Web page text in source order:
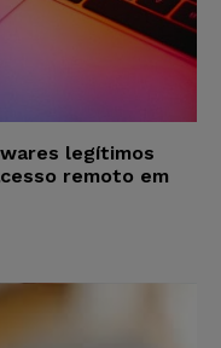
legítimos
remoto em